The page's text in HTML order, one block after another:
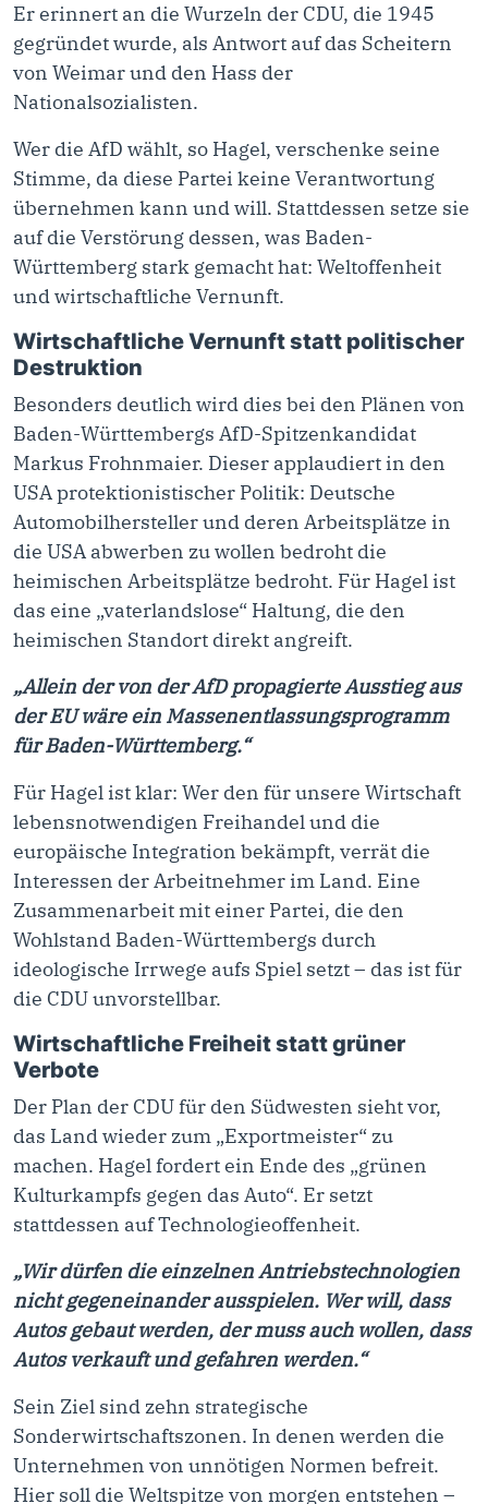
Er erinnert an die Wurzeln der CDU, die 1945
gegründet wurde, als Antwort auf das Scheitern
von Weimar und den Hass der
Nationalsozialisten.
Wer die AfD wählt, so Hagel, verschenke seine
Stimme, da diese Partei keine Verantwortung
übernehmen kann und will. Stattdessen setze sie
auf die Verstörung dessen, was Baden-
Württemberg stark gemacht hat: Weltoffenheit
und wirtschaftliche Vernunft.
Wirtschaftliche Vernunft statt politischer
Destruktion
Besonders deutlich wird dies bei den Plänen von
Baden-Württembergs AfD-Spitzenkandidat
Markus Frohnmaier. Dieser applaudiert in den
USA protektionistischer Politik: Deutsche
Automobilhersteller und deren Arbeitsplätze in
die USA abwerben zu wollen bedroht die
heimischen Arbeitsplätze bedroht. Für Hagel ist
das eine „vaterlandslose“ Haltung, die den
heimischen Standort direkt angreift.
„Allein der von der AfD propagierte Ausstieg aus
der EU wäre ein Massenentlassungsprogramm
für Baden-Württemberg.“
Für Hagel ist klar: Wer den für unsere Wirtschaft
lebensnotwendigen Freihandel und die
europäische Integration bekämpft, verrät die
Interessen der Arbeitnehmer im Land. Eine
Zusammenarbeit mit einer Partei, die den
Wohlstand Baden-Württembergs durch
ideologische Irrwege aufs Spiel setzt – das ist für
die CDU unvorstellbar.
Wirtschaftliche Freiheit statt grüner
Verbote
Der Plan der CDU für den Südwesten sieht vor,
das Land wieder zum „Exportmeister“ zu
machen. Hagel fordert ein Ende des „grünen
Kulturkampfs gegen das Auto“. Er setzt
stattdessen auf Technologieoffenheit.
„Wir dürfen die einzelnen Antriebstechnologien
nicht gegeneinander ausspielen. Wer will, dass
Autos gebaut werden, der muss auch wollen, dass
Autos verkauft und gefahren werden.“
Sein Ziel sind zehn strategische
Sonderwirtschaftszonen. In denen werden die
Unternehmen von unnötigen Normen befreit.
Hier soll die Weltspitze von morgen entstehen –